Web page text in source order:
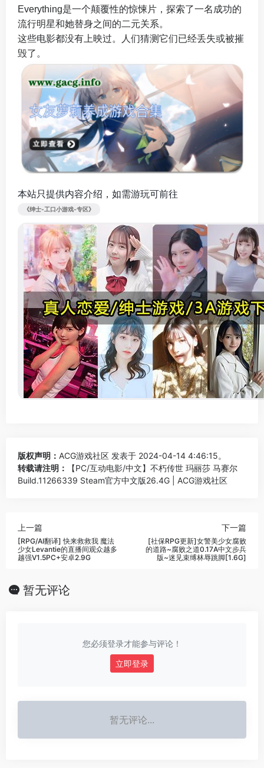
Everything是一个颠覆性的惊悚片，探索了一名成功的
流行明星和她替身之间的二元关系。
这些电影都没有上映过。人们猜测它们已经丢失或被摧
毁了。
本站只提供内容介绍，如需游玩可前往
《绅士-工口小游戏-专区》
版权声明： ACG游戏社区 发表于 2024-04-14 4:46:15。
转载请注明：
【PC/互动电影/中文】不朽传世 玛丽莎 马赛尔
Build.11266339 Steam官方中文版26.4G | ACG游戏社区
上一篇
[RPG/AI翻译] 快来救救我 魔法
少女Levantie的直播间观众越多
越强V1.5PC+安卓2.9G
下一篇
[社保RPG更新]女警美少女腐败
的道路~腐败之道0.17A中文步兵
版~迷见束缚林辱跳脚[1.6G]
暂无评论
您必须登录才能参与评论！
立即登录
暂无评论...